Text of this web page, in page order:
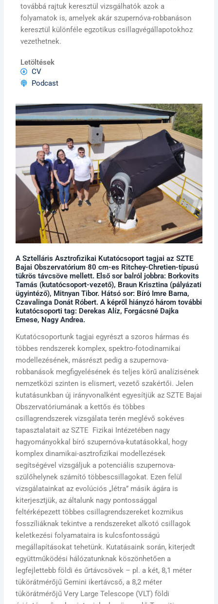
továbbá rajtuk keresztül vizsgálhatók azok a
folyamatok is, amelyek akár szupernóva-robbanáson
keresztül különféle egzotikus csillagvégállapotokhoz
vezethetnek.
Letöltések
CV
Podcast
A Sztelláris Asztrofizikai Kutatócsoport tagjai az SZTE
Bajai Obszervatórium 80 cm-es Ritchey-Chretien-típusú
tükrös távcsöve mellett. Első sor balról jobbra: Borkovits
Tamás (kutatócsoport-vezető), Braun Krisztina (pályázati
ügyintéző), Mitnyan Tibor. Hátsó sor: Bíró Imre Barna,
Czavalinga Donát Róbert. A képről hiányzó három további
kutatócsoporti tag: Derekas Alíz, Forgácsné Dajka
Emese, Nagy Andrea.
Kutatócsoportunk tagjai egyrészt a szoros hármas és
többes rendszerek komplex, spektro-fotodinamikai
modellezésének, másrészt pedig a szupernova-
robbanások megfigyelésének és teljes körű analízisének
nemzetközi szinten is elismert, vezető szakértői. Jelen
kutatásunkban új irányvonalként egyesítjük az SZTE Bajai
Obszervatóriumának a kettős és többes
csillagrendszerek vizsgálata terén meglévő sokéves
tapasztalatait az SZTE Fizikai Intézetében nagy
hagyományokkal bíró szupernóva-kutatásokkal, hogy
komplex dinamikai-asztrofizikai modellezések
segítségével vizsgáljuk a potenciális szupernova-
szülőhelynek számító többescsillagokat. Ezen felül
vizsgálatainkat az evolúciós „létra” másik ágára is
kiterjesztjük, az általunk nagy pontossággal
feltérképezett többes csillagrendszereket kozmikus
fosszíliáknak tekintve a rendszereket alkotó csillagok
keletkezési folyamataira is kulcsfontosságú
megállapításokat tehetünk. Kutatásaink során, kiterjedt
együttműködési hálózatunknak köszönhetően a
legfejlettebb földi és űrtávcsövek – pl. a két, 8,1 méter
tükörátmérőjű Gemini ikertávcső, a 8,2 méter
tükörátmérőjű Very Large Telescope (VLT) földi